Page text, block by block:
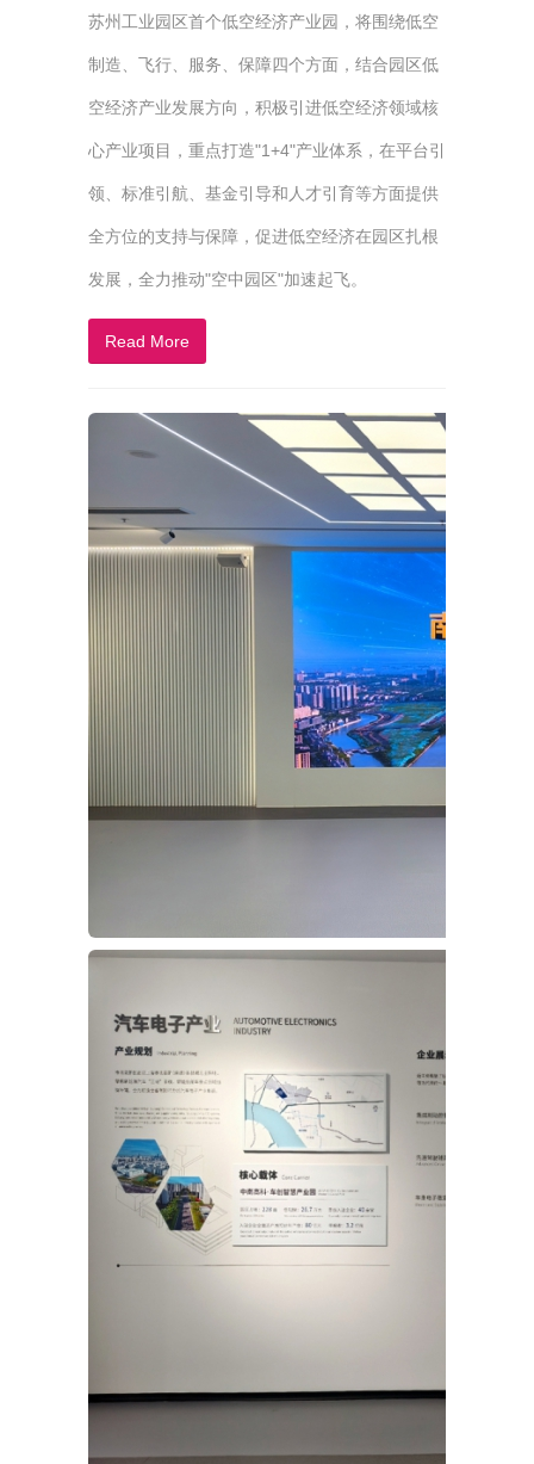
苏州工业园区首个低空经济产业园，将围绕低空
制造、飞行、服务、保障四个方面，结合园区低
空经济产业发展方向，积极引进低空经济领域核
心产业项目，重点打造"1+4"产业体系，在平台引
领、标准引航、基金引导和人才引育等方面提供
全方位的支持与保障，促进低空经济在园区扎根
发展，全力推动"空中园区"加速起飞。
Read More